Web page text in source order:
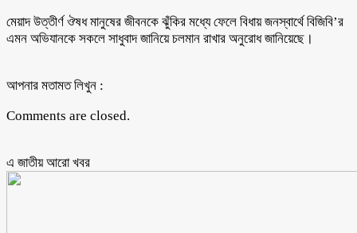
মেয়াদ উত্তীর্ণ ঔষধ মানুষের জীবনকে ঝুঁকির মধ্যে ফেলে বিধায় জনস্বার্থে বিজিবি’র
এমন অভিযানকে সকলে সাধুবাদ জানিয়ে চলমান রাখার অনুরোধ জানিয়েছে।
আপনার মতামত লিখুন :
Comments are closed.
এ জাতীয় আরো ‍খবর